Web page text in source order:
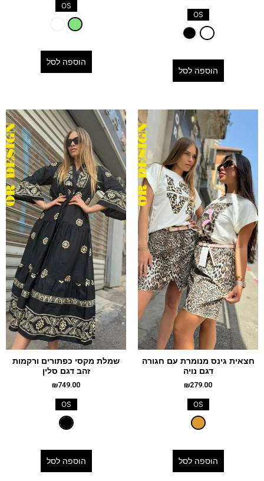
OS
הוספה לסל
OS
הוספה לסל
חצאית גינס מנומרת עם חגורה
דגם נויה
₪279.00
OS
הוספה לסל
שמלת מקסי כפתורים ורקמות
זהב דגם סלין
₪749.00
OS
הוספה לסל